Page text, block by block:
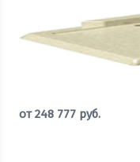
от248 777 руб.